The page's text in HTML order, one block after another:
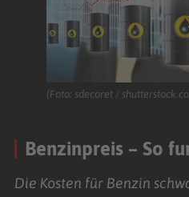
(Foto: sdecoret /
Benzinpreis – So
Die Kosten für Benzin